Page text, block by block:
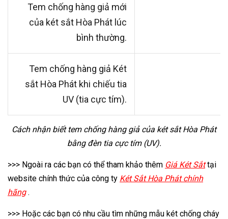
Tem chống hàng giả mới
của két sắt Hòa Phát lúc
bình thường.
Tem chống hàng giả Két
sắt Hòa Phát khi chiếu tia
UV (tia cực tím).
Cách nhận biết tem chống hàng giả của két sắt Hòa Phát
bằng đèn tia cực tím (UV).
>>> Ngoài ra các bạn có thể tham khảo thêm Giá Két Sắttại
website chính thức của công ty Két Sắt Hòa Phát chính
hãng.
>>> Hoặc các bạn có nhu cầu tìm những mẫu két chống cháy